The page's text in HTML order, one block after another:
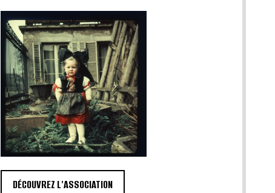
DÉCOUVREZ L'ASSOCIATION